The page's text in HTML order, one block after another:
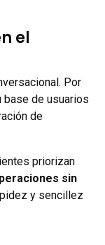
el
Por
base de usuarios
de
priorizan
sin
y sencillez